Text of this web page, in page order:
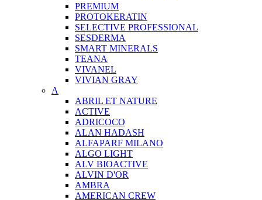
PREMIUM
PROTOKERATIN
SELECTIVE PROFESSIONAL
SESDERMA
SMART MINERALS
TEANA
VIVANEL
VIVIAN GRAY
A
ABRIL ET NATURE
ACTIVE
ADRICOCO
ALAN HADASH
ALFAPARF MILANO
ALGO LIGHT
ALV BIOACTIVE
ALVIN D'OR
AMBRA
AMERICAN CREW